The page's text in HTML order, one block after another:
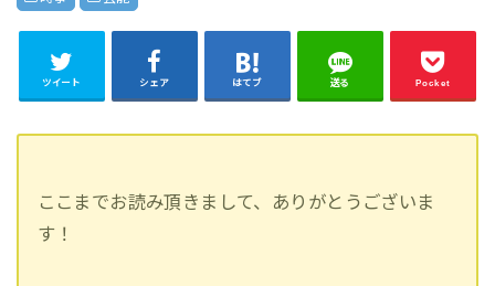
ツイート シェア はてブ 送る Pocket
ここまでお読み頂きまして、ありがとうございま
す！